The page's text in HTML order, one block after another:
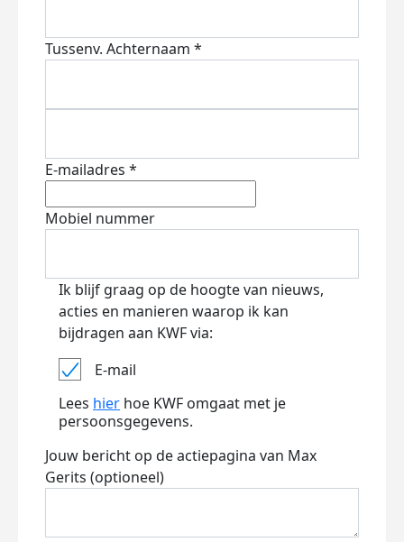
Tussenv. Achternaam *
E-mailadres *
Mobiel nummer
Ik blijf graag op de hoogte van nieuws,
acties en manieren waarop ik kan
bijdragen aan KWF via:
E-mail
Lees hier hoe KWF omgaat met je
persoonsgegevens.
Jouw bericht op de actiepagina van Max
Gerits (optioneel)